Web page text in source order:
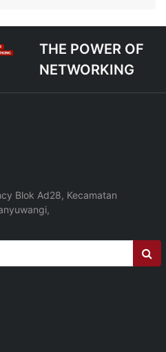
THE POWER OF
Blok Ad28, Kecamatan